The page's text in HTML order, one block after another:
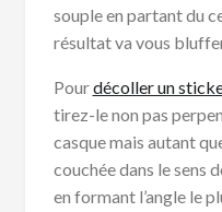
souple en partant du
résultat va vous
Pourdécoller un
tirez-le non pas
casque mais autant
couchée dans le sens
en formant l’angle le